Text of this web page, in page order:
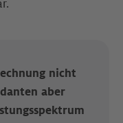
nicht
aber